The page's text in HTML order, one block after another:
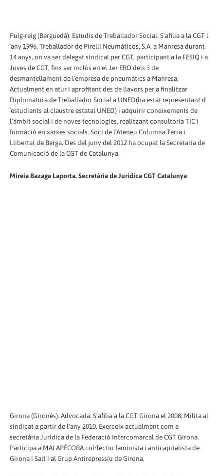
Puig-reig (Berguedà). Estudis de Treballador Social. S'afilia a la CGT l
´any 1996, Treballador de Pirelli Neumáticos, S.A. a Manresa durant
14 anys, on va ser delegat sindical per CGT, participant a la FESIQ i a
Joves de CGT, fins ser inclòs en el 1er ERO dels 3 de
desmantellament de l´empresa de pneumàtics a Manresa.
Actualment en atur i aprofitant des de llavors per a finalitzar
Diplomatura de Treballador Social a UNED(ha estat representant d
´estudiants al claustre estatal UNED) i adquirir coneixements de
l’àmbit social i de noves tecnologies, realitzant consultoria TIC i
formació en xarxes socials. Soci de l´Ateneu Columna Terra i
Llibertat de Berga. Des del juny del 2012 ha ocupat la Secretaria de
Comunicació de la CGT de Catalunya.
Mireia Bazaga Laporta. Secretària de Jurídica CGT Catalunya
Girona (Gironès). Advocada. S'afilia a la CGT Girona el 2008. Milita al
sindicat a partir de l'any 2010. Exerceix actualment com a
secretària Jurídica de la Federació Intercomarcal de CGT Girona.
Participa a MALAPÈCORA col•lectiu feminista i anticapitalista de
Girona i Salt i al Grup Antirepressiu de Girona.